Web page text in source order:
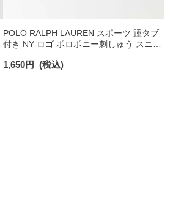
POLO RALPH LAUREN スポーツ 踵タブ
付き NY ロゴ ポロポニー刺しゅう スニー
ソックス 02022328
1,650円 (税込)